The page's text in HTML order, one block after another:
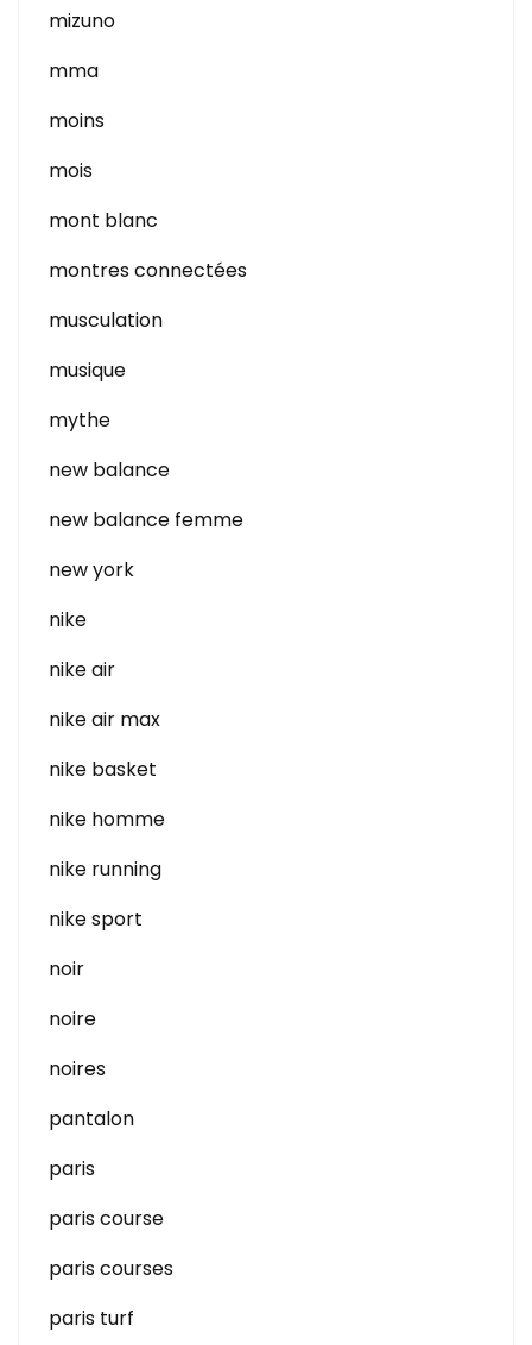
mizuno
mma
moins
mois
mont blanc
montres connectées
musculation
musique
mythe
new balance
new balance femme
new york
nike
nike air
nike air max
nike basket
nike homme
nike running
nike sport
noir
noire
noires
pantalon
paris
paris course
paris courses
paris turf